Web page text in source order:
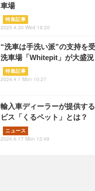
車場
特集記事
2025.4.30 Wed 19:20
“洗車は手洗い派”の支持を
洗車場「Whitepit」が大盛況
特集記事
2024.4.1 Mon 10:27
輸入車ディーラーが提供す
ビス「くるペット」とは？
ニュース
2024.6.17 Mon 13:49